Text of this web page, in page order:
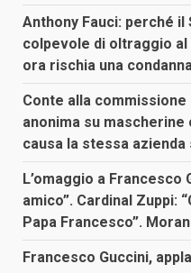
Anthony Fauci: perché il
colpevole di oltraggio
ora rischia una
Conte alla
anonima su
causa la stessa
L’omaggio a Francesco
amico”. Cardinal Zuppi:
Papa Francesco”.
Francesco Guccini,